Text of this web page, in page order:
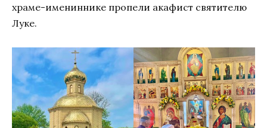
храме-имениннике пропели акафист святителю
Луке.